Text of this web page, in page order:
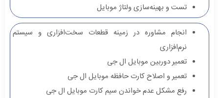
تست و بهینه‌سازی ولتاژ موبایل
انجام مشاوره‌ در زمینه قطعات سخت‌افزاری و سیستم
نرم‌افزاری
تعمیر دوربین‌ موبایل ال جی
تعمیر و اصلاح کارت حافظه موبایل ال جی
رفع مشکل عدم خواندن سیم کارت موبایل ال جی